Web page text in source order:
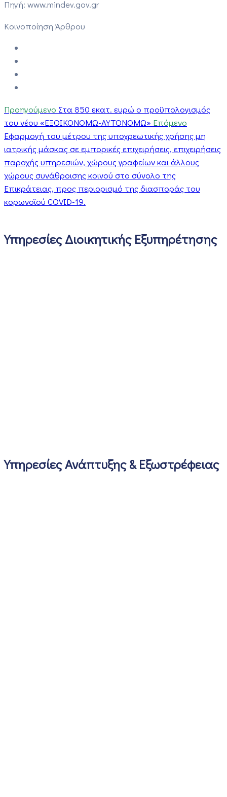
Πηγή: www.mindev.gov.gr
Κοινοποίηση Άρθρου
Προηγούμενο Στα 850 εκατ. ευρώ ο προϋπολογισμός
του νέου «ΕΞΟΙΚΟΝΟΜΩ-ΑΥΤΟΝΟΜΩ» Επόμενο
Εφαρμογή του μέτρου της υποχρεωτικής χρήσης μη
ιατρικής μάσκας σε εμπορικές επιχειρήσεις, επιχειρήσεις
παροχής υπηρεσιών, χώρους γραφείων και άλλους
χώρους συνάθροισης κοινού στο σύνολο της
Επικράτειας, προς περιορισμό της διασποράς του
κορωνοϊού COVID-19.
Υπηρεσίες Διοικητικής Εξυπηρέτησης
Υπηρεσίες Ανάπτυξης & Εξωστρέφειας